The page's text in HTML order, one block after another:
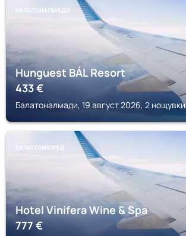
БАЛАТОНАЛМАДИ
Hunguest BÁL Resort
433€
Балатоналмади, 19 август 2026, 2 нощувки
БАЛАТОНФЮРЕД
Hotel Vinifera Wine & Spa
777€